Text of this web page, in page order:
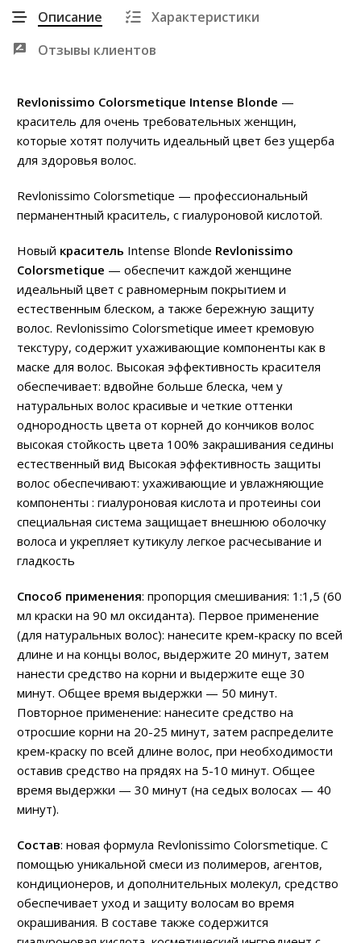
Описание
Характеристики
Отзывы клиентов
Revlonissimo Colorsmetique Intense Blonde —
краситель для очень требовательных женщин,
которые хотят получить идеальный цвет без ущерба
для здоровья волос.
Revlonissimo Colorsmetique — профессиональный
перманентный краситель, с гиалуроновой кислотой.
Новый краситель Intense Blonde Revlonissimo
Colorsmetique — обеспечит каждой женщине
идеальный цвет с равномерным покрытием и
естественным блеском, а также бережную защиту
волос. Revlonissimo Colorsmetique имеет кремовую
текстуру, содержит ухаживающие компоненты как в
маске для волос. Высокая эффективность красителя
обеспечивает: вдвойне больше блеска, чем у
натуральных волос красивые и четкие оттенки
однородность цвета от корней до кончиков волос
высокая стойкость цвета 100% закрашивания седины
естественный вид Высокая эффективность защиты
волос обеспечивают: ухаживающие и увлажняющие
компоненты : гиалуроновая кислота и протеины сои
специальная система защищает внешнюю оболочку
волоса и укрепляет кутикулу легкое расчесывание и
гладкость
Способ применения: пропорция смешивания: 1:1,5 (60
мл краски на 90 мл оксиданта). Первое применение
(для натуральных волос): нанесите крем-краску по всей
длине и на концы волос, выдержите 20 минут, затем
нанести средство на корни и выдержите еще 30
минут. Общее время выдержки — 50 минут.
Повторное применение: нанесите средство на
отросшие корни на 20-25 минут, затем распределите
крем-краску по всей длине волос, при необходимости
оставив средство на прядях на 5-10 минут. Общее
время выдержки — 30 минут (на седых волосах — 40
минут).
Состав: новая формула Revlonissimo Colorsmetique. С
помощью уникальной смеси из полимеров, агентов,
кондиционеров, и дополнительных молекул, средство
обеспечивает уход и защиту волосам во время
окрашивания. В составе также содержится